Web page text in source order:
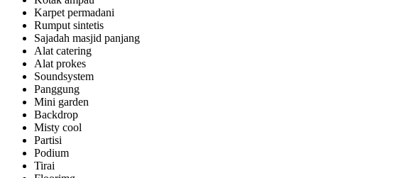
Karpet permadani
Rumput sintetis
Sajadah masjid panjang
Alat catering
Alat prokes
Soundsystem
Panggung
Mini garden
Backdrop
Misty cool
Partisi
Podium
Tirai